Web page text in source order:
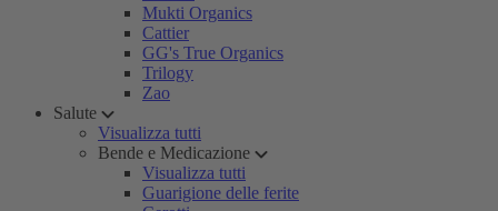
Mukti Organics
Cattier
GG's True Organics
Trilogy
Zao
Salute
Visualizza tutti
Bende e Medicazione
Visualizza tutti
Guarigione delle ferite